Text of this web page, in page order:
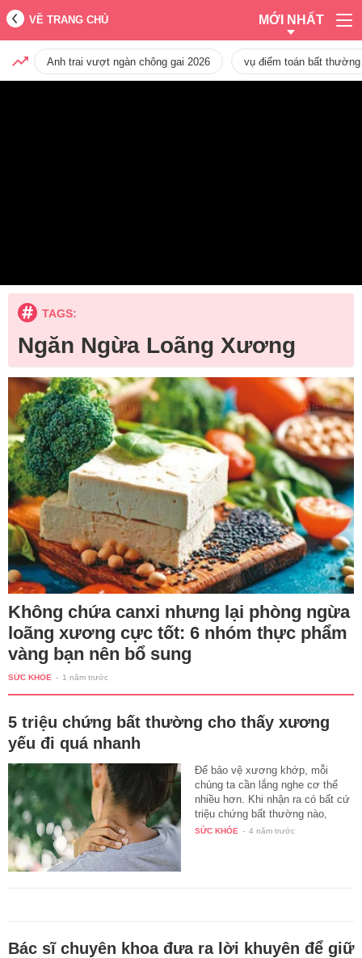
VỀ TRANG CHỦ MỚI NHẤT
Anh trai vượt ngàn chông gai 2026 vụ điểm toán bất
TAGS:
Ngăn Ngừa Loãng Xương
Không chứa canxi nhưng lại phòng ngừa
loãng xương cực tốt: 6 nhóm thực phẩm
vàng bạn nên bổ sung
SỨC KHỎE - 1 năm trước
5 triệu chứng bất thường cho thấy xương
yếu đi quá nhanh
Để bảo vệ xương khớp, mỗi
chúng ta cần lắng nghe cơ thể
nhiều hơn. Khi nhận ra có bất cứ
triệu chứng bất thường nào,
bạn…
SỨC KHỎE - 4 năm trước
Bác sĩ chuyên khoa đưa ra lời khuyên để giữ